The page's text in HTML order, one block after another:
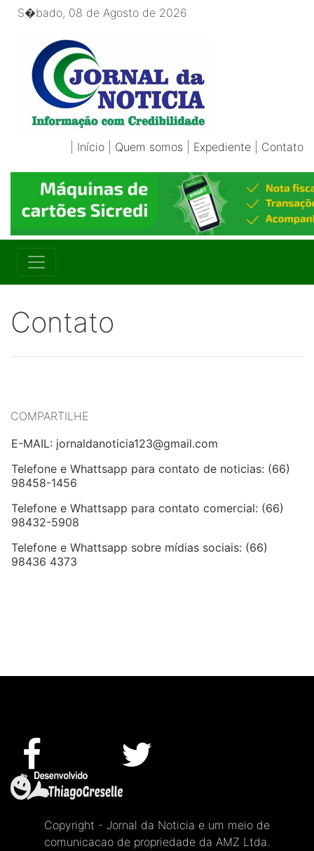
S�bado, 08 de Agosto de 2026
Início Quem somos Expediente Contato
Contato
COMPARTILHE
E-MAIL: jornaldanoticia123@gmail.com
Telefone e Whattsapp para contato de noticias: (66)
98458-1456
Telefone e Whattsapp para contato comercial: (66)
98432-5908
Telefone e Whattsapp sobre mídias sociais: (66)
98436 4373
Copyright - Jornal da Noticia e um meio de
comunicacao de propriedade da AMZ Ltda.